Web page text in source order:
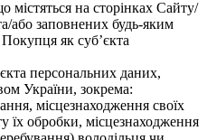
містяться на сторінках Сайту/
або заповнених будь-яким
як суб’єкта
персональних даних,
України, зокрема:
місцезнаходження своїх
їх обробки, місцезнаходження